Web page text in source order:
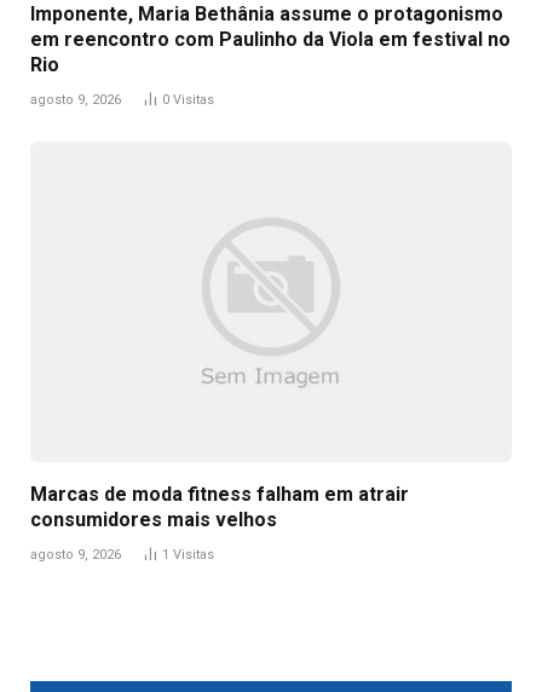
Imponente, Maria Bethânia assume o protagonismo
em reencontro com Paulinho da Viola em festival no
Rio
agosto 9, 2026 0 Visitas
Marcas de moda fitness falham em atrair
consumidores mais velhos
agosto 9, 2026 1 Visitas